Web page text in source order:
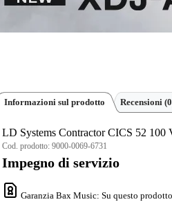
Informazioni sul prodotto Recensioni
LD Systems Contractor CICS 52
Cod. prodotto: 9000-0069-6731
Impegno di servizio
Garanzia Bax Music: Su questo